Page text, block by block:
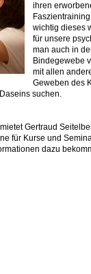
ihren
wichtig dieses
für unsere
man auch in
Bindegewebe
mit allen
Geweben des
suchen.
Gertraud
für Kurse und
dazu